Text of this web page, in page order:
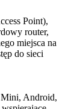
Point),
router,
miejsca na
do sieci
Android,